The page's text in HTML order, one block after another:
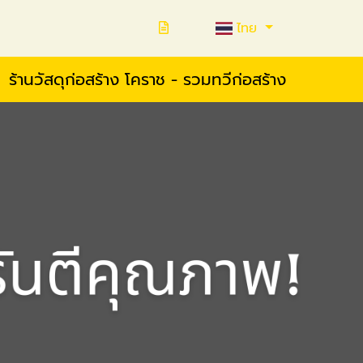
ไทย
ร้านวัสดุก่อสร้าง โคราช - รวมทวีก่อสร้าง